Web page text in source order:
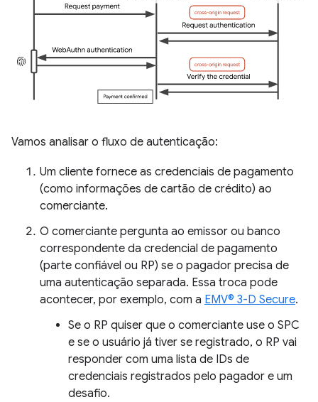
Vamos analisar o fluxo de autenticação:
Um cliente fornece as credenciais de pagamento
(como informações de cartão de crédito) ao
comerciante.
O comerciante pergunta ao emissor ou banco
correspondente da credencial de pagamento
(parte confiável ou RP) se o pagador precisa de
uma autenticação separada. Essa troca pode
acontecer, por exemplo, com a EMV® 3-D Secure.
Se o RP quiser que o comerciante use o SPC
e se o usuário já tiver se registrado, o RP vai
responder com uma lista de IDs de
credenciais registrados pelo pagador e um
desafio.